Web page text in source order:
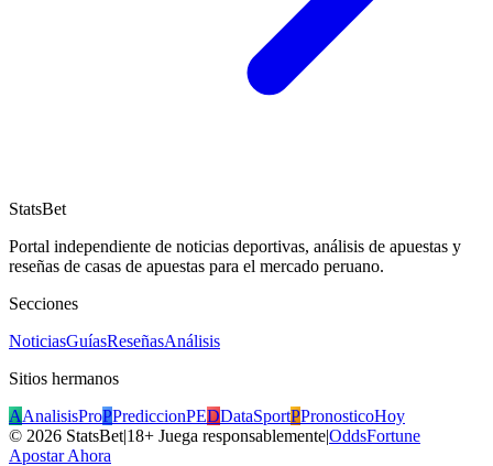
StatsBet
Portal independiente de noticias deportivas, análisis de apuestas y
reseñas de casas de apuestas para el mercado peruano.
Secciones
NoticiasGuíasReseñasAnálisis
Sitios hermanos
AAnalisisProPPrediccionPEDDataSportPPronosticoHoy
© 2026 StatsBet|18+ Juega responsablemente|OddsFortune
Apostar Ahora